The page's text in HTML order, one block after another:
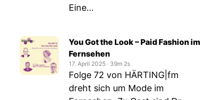
Eine...
You Got the Look – Paid Fashion im
Fernsehen
17. April 2025 ‧ 39m 2s
Folge 72 von HÄRTING|fm
dreht sich um Mode im